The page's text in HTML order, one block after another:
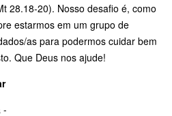
28.18-20). Nosso desafio é, como
estarmos em um grupo de
as para podermos cuidar bem
Que Deus nos ajude!
-